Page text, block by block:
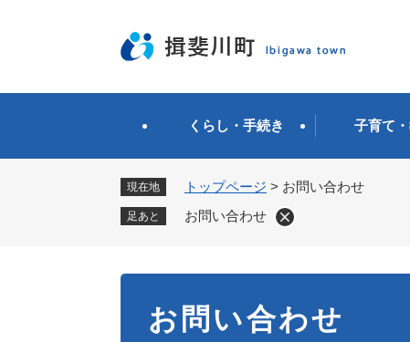
先
す
くらし・手続き 子育て
現在地 トップページ > お問い合わせ
足あと お問い合わせ
お問い合わせ